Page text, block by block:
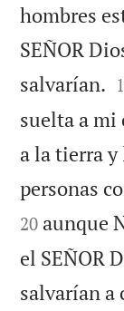
hombres
SEÑOR
salvarían. 
suelta a mi
a la tierra y
personas
20 aunque
el SEÑOR
salvarían a